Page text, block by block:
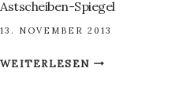
Astscheiben-Spiegel
13. NOVEMBER 2013
WEITERLESENASTSCHEIBEN-